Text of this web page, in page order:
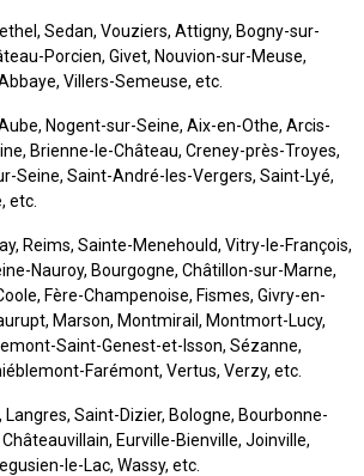
Sedan, Vouziers, Attigny, Bogny-sur-
Porcien, Givet, Nouvion-sur-Meuse,
Villers-Semeuse, etc.
Nogent-sur-Seine, Aix-en-Othe, Arcis-
Brienne-le-Château, Creney-près-Troyes,
Seine, Saint-André-les-Vergers, Saint-Lyé,
etc.
Reims, Sainte-Menehould, Vitry-le-François,
Nauroy, Bourgogne, Châtillon-sur-Marne,
Fère-Champenoise, Fismes, Givry-en-
Marson, Montmirail, Montmort-Lucy,
Saint-Genest-et-Isson, Sézanne,
Farémont, Vertus, Verzy, etc.
, Langres, Saint-Dizier, Bologne, Bourbonne-
Eurville-Bienville, Joinville,
le-Lac, Wassy, etc.